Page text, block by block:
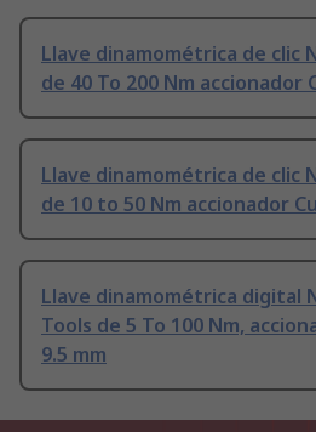
Llave dinamométrica de clic
de 40 To 200 Nm accionador
Llave dinamométrica de clic
de 10 to 50 Nm accionador
Llave dinamométrica digital
Tools de 5 To 100 Nm,
9.5 mm